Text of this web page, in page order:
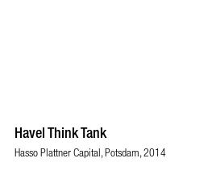
Havel Think Tank
Hasso Plattner Capital, Potsdam, 2014